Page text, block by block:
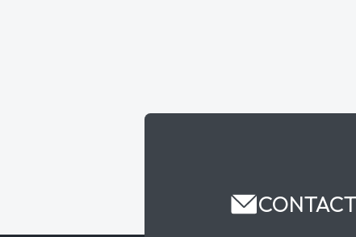
CONTACT